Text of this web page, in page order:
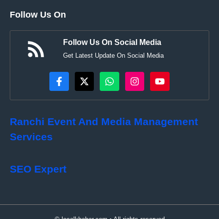
Follow Us On
Follow Us On Social Media
Get Latest Update On Social Media
Ranchi Event And Media Management
Services
SEO Expert